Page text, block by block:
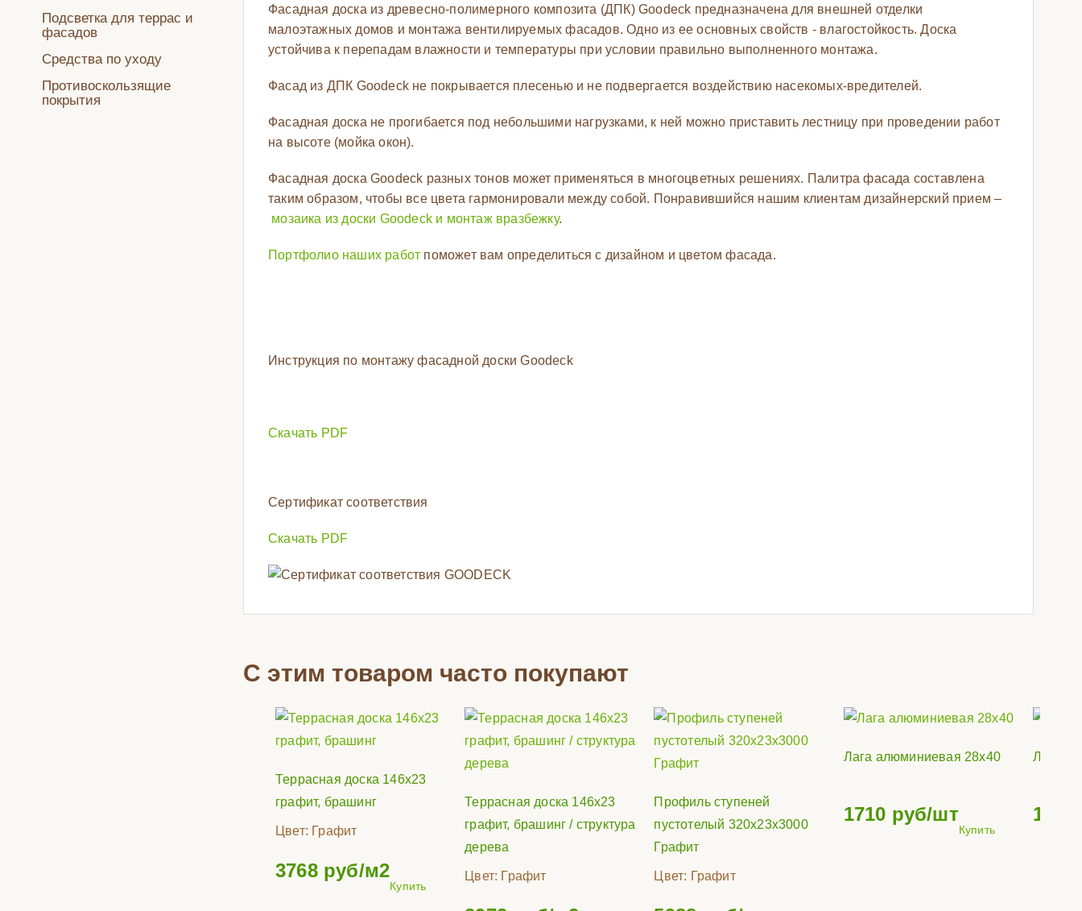
Подсветка для террас и
фасадов
Средства по уходу
Противоскользящие
покрытия
Фасадная доска из древесно-полимерного композита (ДПК) Goodeck предназначена для внешней отделки
малоэтажных домов и монтажа вентилируемых фасадов. Одно из ее основных свойств - влагостойкость. Доска
устойчива к перепадам влажности и температуры при условии правильно выполненного монтажа.
Фасад из ДПК Goodeck не покрывается плесенью и не подвергается воздействию насекомых-вредителей.
Фасадная доска не прогибается под небольшими нагрузками, к ней можно приставить лестницу при проведении работ
на высоте (мойка окон).
Фасадная доска Goodeck разных тонов может применяться в многоцветных решениях. Палитра фасада составлена
таким образом, чтобы все цвета гармонировали между собой. Понравившийся нашим клиентам дизайнерский прием –
мозаика из доски Goodeck и монтаж вразбежку.
Портфолио наших работ поможет вам определиться с дизайном и цветом фасада.
Инструкция по монтажу фасадной доски Goodeck
Скачать PDF
Сертификат соответствия
Скачать PDF
С этим товаром часто покупают
Террасная доска 146х23
графит, брашинг
Цвет: Графит
3768 руб/м2
Купить
Террасная доска 146x23
графит, брашинг / структура
дерева
Цвет: Графит
Профиль ступеней
пустотелый 320x23x3000
Графит
Цвет: Графит
Лага алюминиевая 28х40
1710 руб/шт
Купить
Лага
1800